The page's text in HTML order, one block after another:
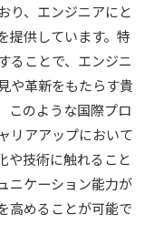
り、エンジニアにと
提供しています。特
ることで、エンジニ
や革新をもたらす貴
このような国際プロ
リアアップにおいて
や技術に触れること
ニケーション能力が
高めることが可能で